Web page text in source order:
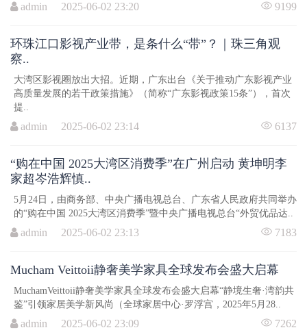
admin 2025-06-02 23:20 9199
环珠江口影视产业带，是条什么“带”？｜珠三角观
察..
大湾区影视圈放出大招。近期，广东出台《关于推动广东影视产业
高质量发展的若干政策措施》（简称“广东影视政策15条”），首次
提..
admin 2025-06-02 23:14 6137
“购在中国 2025大湾区消费季”在广州启动 黄坤明李
家超岑浩辉慎..
5月24日，由商务部、中央广播电视总台、广东省人民政府共同举办
的“购在中国 2025大湾区消费季”暨中央广播电视总台“外贸优品达..
admin 2025-06-02 23:13 7183
Mucham Veittoii静奢美学家具全球发布会盛大启幕
MuchamVeittoii静奢美学家具全球发布会盛大启幕“静境生奢·湾韵共
鉴”引领家居美学新风尚（全球家居中心·罗浮宫，2025年5月28..
admin 2025-06-02 23:09 7262